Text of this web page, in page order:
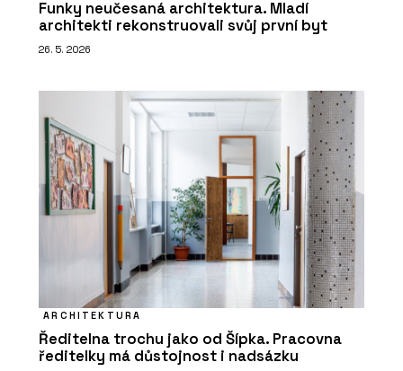
Funky neučesaná architektura. Mladí
architekti rekonstruovali svůj první byt
26. 5. 2026
ARCHITEKTURA
Ředitelna trochu jako od Šípka. Pracovna
ředitelky má důstojnost i nadsázku